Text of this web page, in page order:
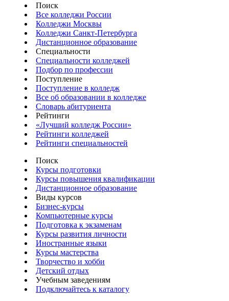
Поиск
Все колледжи России
Колледжи Москвы
Колледжи Санкт-Петербурга
Дистанционное образование
Специальности
Специальности колледжей
Подбор по профессии
Поступление
Поступление в колледж
Все об образовании в колледже
Словарь абитуриента
Рейтинги
«Лучший колледж России»
Рейтинги колледжей
Рейтинги специальностей
Поиск
Курсы подготовки
Курсы повышения квалификации
Дистанционное образование
Виды курсов
Бизнес-курсы
Компьютерные курсы
Подготовка к экзаменам
Курсы развития личности
Иностранные языки
Курсы мастерства
Творчество и хобби
Детский отдых
Учебным заведениям
Подключайтесь к каталогу